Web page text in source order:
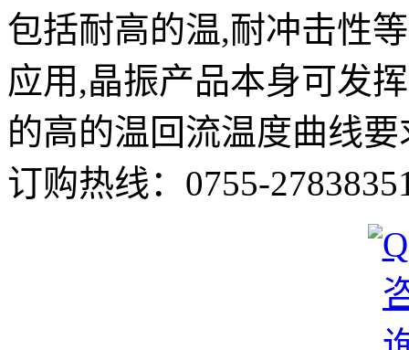
包括耐高的温,耐冲击性
应用,晶振产品本身可发
的高的温回流温度曲线要
订购热线： 0755-